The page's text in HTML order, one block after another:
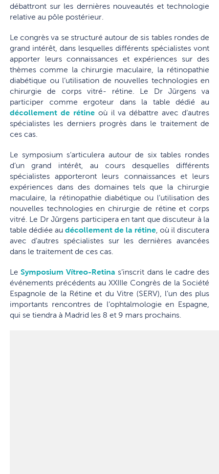
débattront sur les dernières nouveautés et technologie
relative au pôle postérieur.
Le congrès va se structuré autour de sis tables rondes de
grand intérêt, dans lesquelles différents spécialistes vont
apporter leurs connaissances et expériences sur des
thèmes comme la chirurgie maculaire, la rétinopathie
diabétique ou l’utilisation de nouvelles technologies en
chirurgie de corps vitré- rétine. Le Dr Jürgens va
participer comme ergoteur dans la table dédié au
décollement de rétine où il va débattre avec d’autres
spécialistes les derniers progrès dans le traitement de
ces cas.
Le symposium s’articulera autour de six tables rondes
d’un grand intérêt, au cours desquelles différents
spécialistes apporteront leurs connaissances et leurs
expériences dans des domaines tels que la chirurgie
maculaire, la rétinopathie diabétique ou l’utilisation des
nouvelles technologies en chirurgie de rétine et corps
vitré. Le Dr Jürgens participera en tant que discuteur à la
table dédiée au décollement de la rétine , où il discutera
avec d’autres spécialistes sur les dernières avancées
dans le traitement de ces cas.
LeSymposium Vítreo-Retina s’inscrit dans le cadre des
événements précédents au XXIIIe Congrès de la Société
Espagnole de la Rétine et du Vitre (SERV), l’un des plus
importants rencontres de l’ophtalmologie en Espagne,
qui se tiendra à Madrid les 8 et 9 mars prochains.